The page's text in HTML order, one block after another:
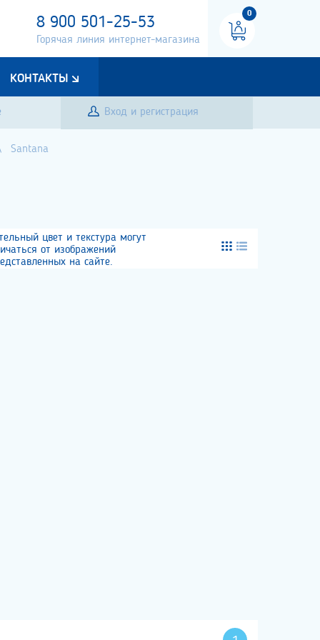
8 900 501-25-53
Горячая линия интернет-магазина
0
КОНТАКТЫ
Вход и регистрация
Santana
цвет и текстура могут
от изображений
на сайте.